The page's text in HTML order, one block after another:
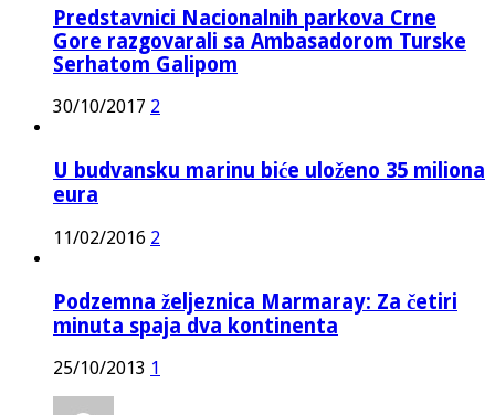
Predstavnici Nacionalnih parkova Crne
Gore razgovarali sa Ambasadorom Turske
Serhatom Galipom
30/10/2017 2
U budvansku marinu biće uloženo 35 miliona
eura
11/02/2016 2
Podzemna željeznica Marmaray: Za četiri
minuta spaja dva kontinenta
25/10/2013 1